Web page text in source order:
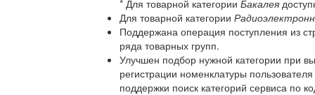
* Для товарной категории Бакалея
Для товарной категории
Поддержана операция поступления из
ряда товарных групп.
Улучшен подбор нужной категории при
регистрации номенклатуры
поддержки поиск категорий сервиса